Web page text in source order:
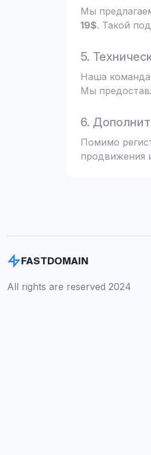
Мы
19$. Такой
5.
Наша команда
Мы
6.
Помимо
продвижения
FASTDOMAIN
All rights are reserved 2024